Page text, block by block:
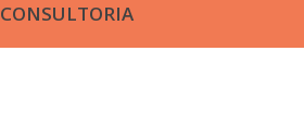
CONSULTORIA